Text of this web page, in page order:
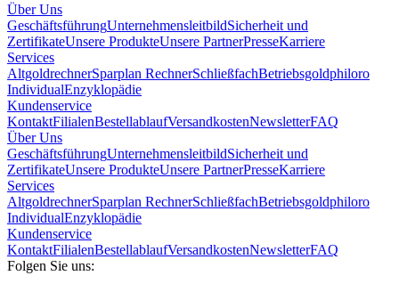
Über Uns
GeschäftsführungUnternehmensleitbildSicherheit und
ZertifikateUnsere ProdukteUnsere PartnerPresseKarriere
Services
AltgoldrechnerSparplan RechnerSchließfachBetriebsgoldphiloro
IndividualEnzyklopädie
Kundenservice
KontaktFilialenBestellablaufVersandkostenNewsletterFAQ
Über Uns
GeschäftsführungUnternehmensleitbildSicherheit und
ZertifikateUnsere ProdukteUnsere PartnerPresseKarriere
Services
AltgoldrechnerSparplan RechnerSchließfachBetriebsgoldphiloro
IndividualEnzyklopädie
Kundenservice
KontaktFilialenBestellablaufVersandkostenNewsletterFAQ
Folgen Sie uns: